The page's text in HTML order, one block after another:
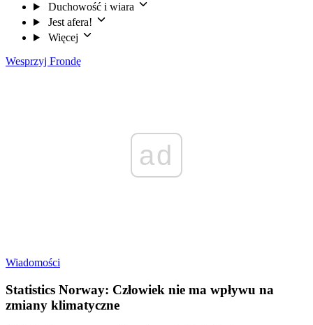
Duchowość i wiara
Jest afera!
Więcej
Wesprzyj Frondę
ad
Wiadomości
Statistics Norway: Człowiek nie ma wpływu na
zmiany klimatyczne